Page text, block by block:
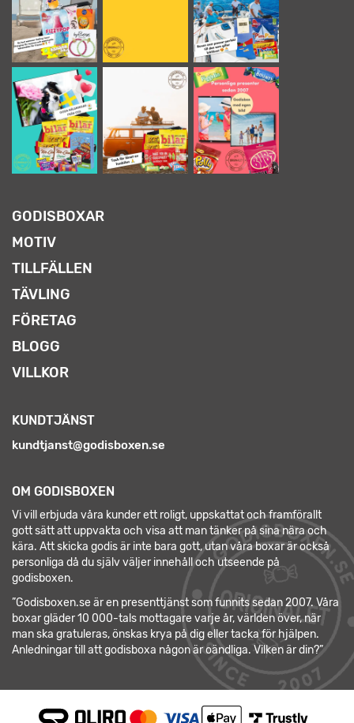
GODISBOXAR
MOTIV
TILLFÄLLEN
TÄVLING
FÖRETAG
BLOGG
VILLKOR
KUNDTJÄNST
kundtjanst@godisboxen.se
OM GODISBOXEN
Vi vill erbjuda våra kunder ett roligt, uppskattat och framförallt
gott sätt att uppvakta och visa att man tänker på sina nära och
kära. Att skicka godis är inte bara gott, utan våra boxar är också
personliga då du själv väljer innehåll och utseende på
godisboxen.
”Godisboxen.se är en presenttjänst som funnits sedan 2007. Våra
boxar gläder 10 000-tals mottagare varje år, världen över, när
man ska gratuleras, önskas krya på dig eller tacka för hjälpen.
Anledningar till att godisboxa någon är oändliga. Vilken är din?”